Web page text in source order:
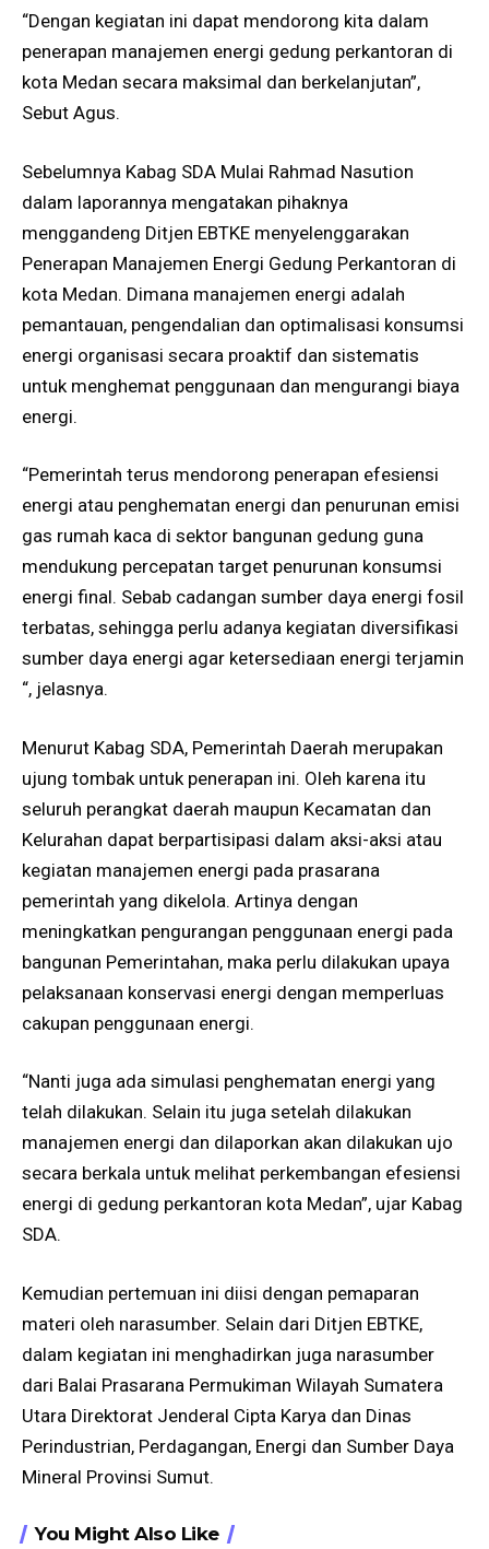
“Dengan kegiatan ini dapat mendorong kita dalam
penerapan manajemen energi gedung perkantoran di
kota Medan secara maksimal dan berkelanjutan”,
Sebut Agus.
Sebelumnya Kabag SDA Mulai Rahmad Nasution
dalam laporannya mengatakan pihaknya
menggandeng Ditjen EBTKE menyelenggarakan
Penerapan Manajemen Energi Gedung Perkantoran di
kota Medan. Dimana manajemen energi adalah
pemantauan, pengendalian dan optimalisasi konsumsi
energi organisasi secara proaktif dan sistematis
untuk menghemat penggunaan dan mengurangi biaya
energi.
“Pemerintah terus mendorong penerapan efesiensi
energi atau penghematan energi dan penurunan emisi
gas rumah kaca di sektor bangunan gedung guna
mendukung percepatan target penurunan konsumsi
energi final. Sebab cadangan sumber daya energi fosil
terbatas, sehingga perlu adanya kegiatan diversifikasi
sumber daya energi agar ketersediaan energi terjamin
“, jelasnya.
Menurut Kabag SDA, Pemerintah Daerah merupakan
ujung tombak untuk penerapan ini. Oleh karena itu
seluruh perangkat daerah maupun Kecamatan dan
Kelurahan dapat berpartisipasi dalam aksi-aksi atau
kegiatan manajemen energi pada prasarana
pemerintah yang dikelola. Artinya dengan
meningkatkan pengurangan penggunaan energi pada
bangunan Pemerintahan, maka perlu dilakukan upaya
pelaksanaan konservasi energi dengan memperluas
cakupan penggunaan energi.
“Nanti juga ada simulasi penghematan energi yang
telah dilakukan. Selain itu juga setelah dilakukan
manajemen energi dan dilaporkan akan dilakukan ujo
secara berkala untuk melihat perkembangan efesiensi
energi di gedung perkantoran kota Medan”, ujar Kabag
SDA.
Kemudian pertemuan ini diisi dengan pemaparan
materi oleh narasumber. Selain dari Ditjen EBTKE,
dalam kegiatan ini menghadirkan juga narasumber
dari Balai Prasarana Permukiman Wilayah Sumatera
Utara Direktorat Jenderal Cipta Karya dan Dinas
Perindustrian, Perdagangan, Energi dan Sumber Daya
Mineral Provinsi Sumut.
You Might Also Like